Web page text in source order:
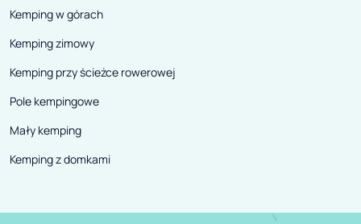
Kemping w górach
Kemping zimowy
Kemping przy ścieżce rowerowej
Pole kempingowe
Mały kemping
Kemping z domkami